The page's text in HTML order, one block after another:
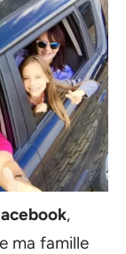
,
ma famille